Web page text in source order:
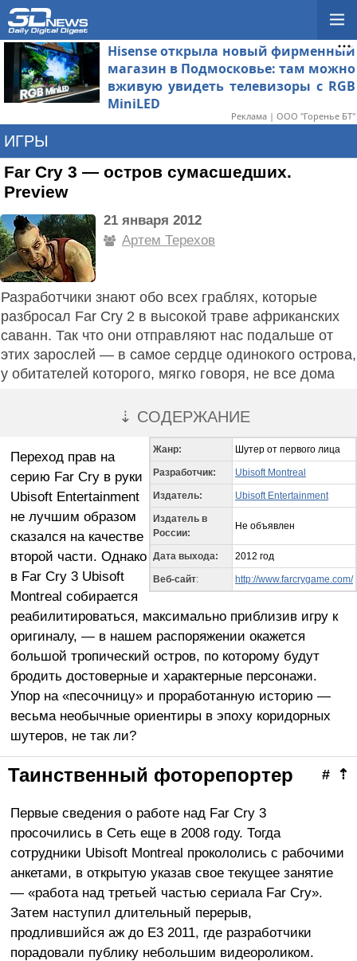
Hisense открыла новый фирменный
магазин в Подмосковье: там можно
вживую увидеть телевизоры с RGB
MiniLED
Реклама | ООО "Горенье БТ"
ИГРЫ
Far Cry 3 — остров сумасшедших.
Preview
21 января 2012
Артем Терехов
Разработчики знают обо всех граблях, которые
разбросал Far Cry 2 в высокой траве африканских
саванн. Так что они отправляют нас подальше от
этих зарослей — в самое сердце одинокого острова,
у обитателей которого, мягко говоря, не все дома
⇣ СОДЕРЖАНИЕ
Жанр: Шутер от первого лица
Разработчик: Ubisoft Montreal
Издатель: Ubisoft Entertainment
Издатель в
России:
Не объявлен
Дата выхода: 2012 год
Веб-сайт: http://www.farcrygame.com/
Переход прав на
серию Far Cry в руки
Ubisoft Entertainment
не лучшим образом
сказался на качестве
второй части. Однако
в Far Cry 3 Ubisoft
Montreal собирается
реабилитироваться, максимально приблизив игру к
оригиналу, — в нашем распоряжении окажется
большой тропический остров, по которому будут
бродить достоверные и характерные персонажи.
Упор на «песочницу» и проработанную историю —
весьма необычные ориентиры в эпоху коридорных
шутеров, не так ли?
⇡
#
Таинственный фоторепортер
Первые сведения о работе над Far Cry 3
просочились в Сеть еще в 2008 году. Тогда
сотрудники Ubisoft Montreal прокололись с рабочими
анкетами, в открытую указав свое текущее занятие
— «работа над третьей частью сериала Far Cry».
Затем наступил длительный перерыв,
продлившийся аж до E3 2011, где разработчики
порадовали публику небольшим видеороликом.